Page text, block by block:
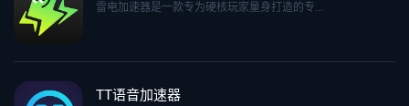
雷电加速器是一款专为硬核玩家量身打造的专...
TT语音加速器